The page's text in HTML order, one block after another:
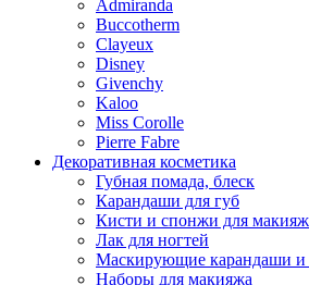
Admiranda
Buccotherm
Clayeux
Disney
Givenchy
Kaloo
Miss Corolle
Pierre Fabre
Декоративная косметика
Губная помада, блеск
Карандаши для губ
Кисти и спонжи для
Лак для ногтей
Маскирующие карандаши и
Наборы для макияжа